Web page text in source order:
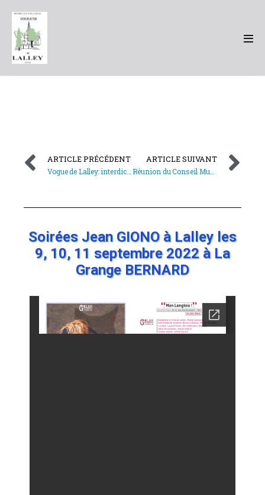
ARTICLE PRÉCÉDENT
Vogue de Lalley: interdiction temporaire de stationnement et de circulation
ARTICLE SUIVANT
Soirées Jean GIONO à Lalley les
9, 10, 11 septembre 2022 à La
Grange BERNARD